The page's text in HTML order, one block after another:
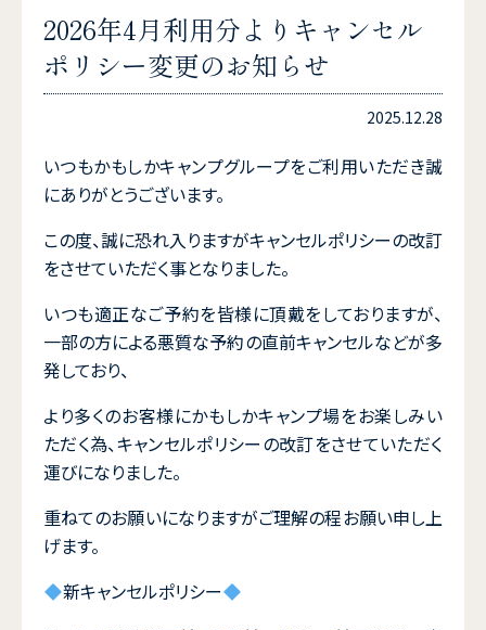
2026年4月利用分よりキャンセル
ポリシー変更のお知らせ
2025.12.28
いつもかもしかキャンプグループをご利用いただき誠
にありがとうございます。
この度、誠に恐れ入りますがキャンセルポリシーの改訂
をさせていただく事となりました。
いつも適正なご予約を皆様に頂戴をしておりますが、
一部の方による悪質な予約の直前キャンセルなどが多
発しており、
より多くのお客様にかもしかキャンプ場をお楽しみい
ただく為、キャンセルポリシーの改訂をさせていただく
運びになりました。
重ねてのお願いになりますがご理解の程お願い申し上
げます。
新キャンセルポリシー